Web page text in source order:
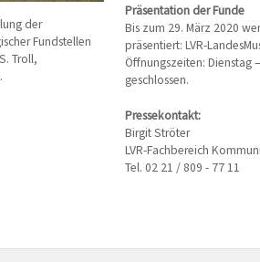
der
Fundstellen
Troll,
Präsentation der Funde
Bis zum 29. März 2020
präsentiert: LVR-
Öffnungszeiten: Dienstag
geschlossen.
Pressekontakt:
Birgit Ströter
LVR-Fachbereich
Tel. 02 21 / 809 - 77 11